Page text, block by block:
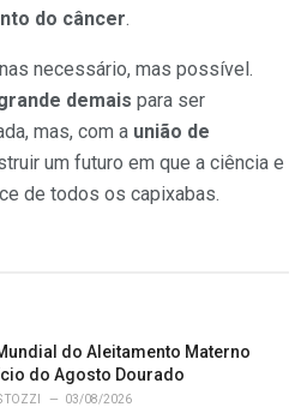
do câncer.
necessário, mas possível.
demais para ser
mas, com a união de
um futuro em que a ciência e
de todos os capixabas.
do Aleitamento Materno
do Agosto Dourado
TOZZI 03/08/2026